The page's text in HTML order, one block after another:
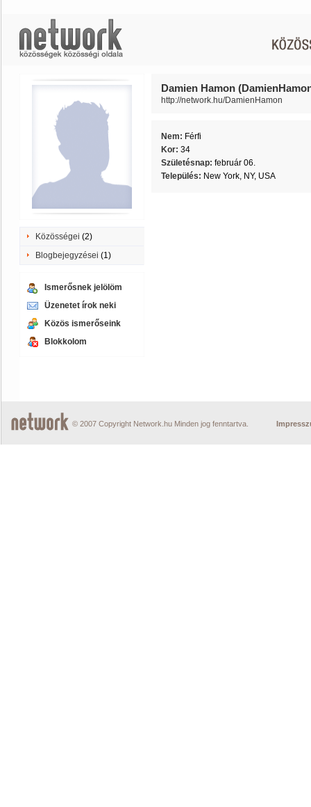
Közösségei (2)
Blogbejegyzései (1)
Ismerősnek jelölöm
Üzenetet írok neki
Közös ismerőseink
Blokkolom
Damien Hamon
http://network.hu/DamienHamon
Nem: Férfi
Kor: 34
Születésnap: február 06.
Település: New York, NY, USA
© 2007 Copyright Network.hu Minden jog fenntartva.